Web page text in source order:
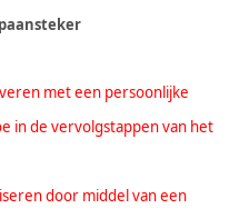
met een persoonlijke
in de vervolgstappen van het
door middel van een